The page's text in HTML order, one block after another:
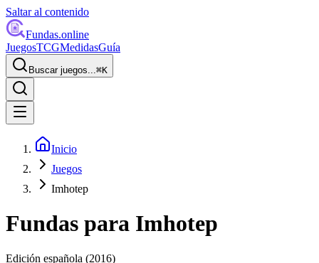
Saltar al contenido
Fundas.online
JuegosTCGMedidasGuía
Buscar juegos...⌘K
Inicio
Juegos
Imhotep
Fundas para Imhotep
Edición española (2016)